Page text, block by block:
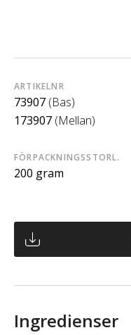
ARTIKELNR
73907 (Bas)
173907 (Mellan)
FÖRPACKNINGSSTORL.
200 gram
Ingredienser